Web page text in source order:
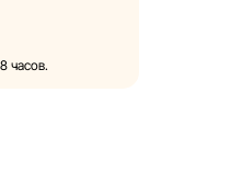
на сайте,
часов.